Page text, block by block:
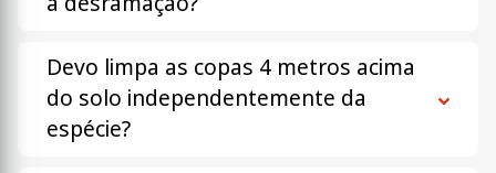
Devo limpa as copas 4 metros acima
do solo independentemente da
espécie?